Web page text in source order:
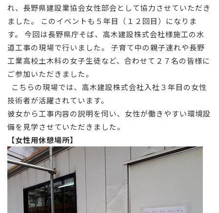
れ、長野県建設業協会女性部会として協力させていただき
ました。 このイベントも５年目（１２回目）になりま
す。 今回は長野県庁そば、高木建設株式会社様施工の水
道工事の現場で行いました。 子育て中の親子連れや長野
工業高校土木科の女子生徒など、合わせて２７名の皆様に
ご参加いただきました。
こちらの現場では、高木建設株式会社入社３年目の女性
技術者が活躍されています。
彼女から工事内容の説明を伺い、女性が働きやすい環境設
備を見学させていただきました。
【女性用休憩場所】